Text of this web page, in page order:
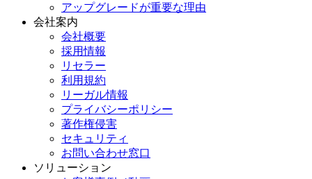
アップグレードが重要な理由
会社案内
会社概要
採用情報
リセラー
利用規約
リーガル情報
プライバシーポリシー
著作権侵害
セキュリティ
お問い合わせ窓口
ソリューション